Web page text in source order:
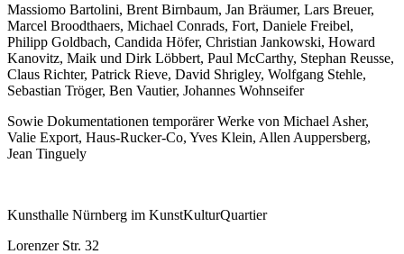
Massiomo Bartolini, Brent Birnbaum, Jan Bräumer, Lars Breuer,
Marcel Broodthaers, Michael Conrads, Fort, Daniele Freibel,
Philipp Goldbach, Candida Höfer, Christian Jankowski, Howard
Kanovitz, Maik und Dirk Löbbert, Paul McCarthy, Stephan Reusse,
Claus Richter, Patrick Rieve, David Shrigley, Wolfgang Stehle,
Sebastian Tröger, Ben Vautier, Johannes Wohnseifer
Sowie Dokumentationen temporärer Werke von Michael Asher,
Valie Export, Haus-Rucker-Co, Yves Klein, Allen Auppersberg,
Jean Tinguely
Kunsthalle Nürnberg im KunstKulturQuartier
Lorenzer Str. 32